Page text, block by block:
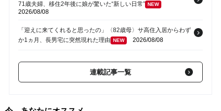
71歳夫婦、移住2年後に娘が驚いた“新しい日常” NEW
2026/08/08
「迎えに来てくれると思ったの」〈82歳母〉サ高住入居からわず
か1ヵ月、長男宅に突然現れた理由 NEW 2026/08/08
「今年も全部お願いね」娘夫婦から届いた連絡…〈年金月27万
円・貯蓄2,600万円〉60代夫婦が夏休みを恐れる理由
歳父の落胆。〈年金16万円〉〈資産1,700万円〉真面目な父が、
連載記事一覧